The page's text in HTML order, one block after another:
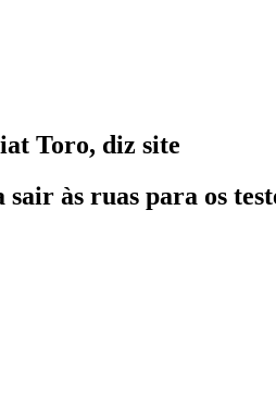
Toro, diz site
às ruas para os